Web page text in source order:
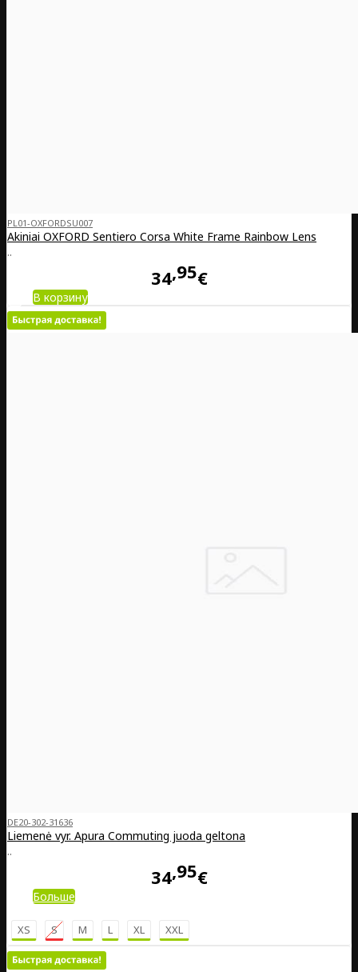
PL01-OXFORDSU007
Akiniai OXFORD Sentiero Corsa White Frame Rainbow Lens
..
34 95€
В корзину
DE20-302-31636
Liemenė vyr. Apura Commuting juoda geltona
..
34 95€
Больше
XS S M L XL XXL